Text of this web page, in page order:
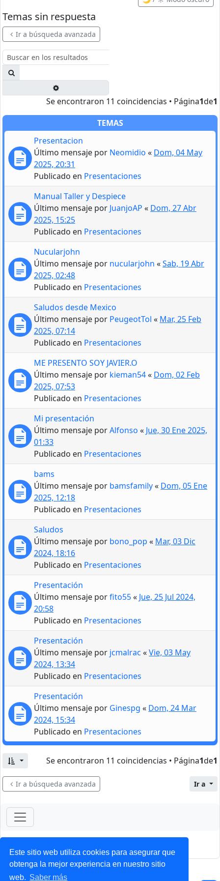
Este sitio web utiliza cookies para asegurar que
obtenga la mejor experiencia en nuestro sitio
web. Saber más
Temas sin respuesta
Ir a búsqueda avanzada
Se encontraron 11 coincidencias • Página1de1
TEMAS
Presentacion
Último mensaje por Neomidio « Dom, 04 May
2025, 20:31
Publicado en Presentaciones
Manual Taller y Despiece
Último mensaje por JuanjoAP « Dom, 27 Abr
2025, 15:25
Publicado en Presentaciones
Nucularjohn
Último mensaje por nucularjohn «Sab, 19 Abr
2025, 02:48
Publicado en Presentaciones
Saludos desde Mexico
Último mensaje por PeugeotTol « Mar, 25 Feb
2025, 07:14
Publicado en Presentaciones
ME PRESENTO SOY JAVIER.O
Último mensaje por kieman54« Dom, 02 Feb
2025, 07:53
Publicado en Presentaciones
Mi presentación
Último mensaje porAlfonso « Jue, 30 Ene 2025,
01:33
Publicado en Presentaciones
bams
Último mensaje por bamsfamily« Dom, 05 Ene
2025, 12:18
Publicado en Presentaciones
Saludos
Último mensaje por bono_pop « Mar, 03 Dic
2024, 18:16
Publicado en Presentaciones
Presentación
Último mensaje porfito55« Jue, 25 Jul 2024,
20:58
Publicado en Presentaciones
Presentación
Último mensaje por jcmalrac «Vie, 03 May
2024, 13:34
Publicado en Presentaciones
Presentación
Último mensaje por Ginespg « Dom, 24 Mar
2024, 15:34
Publicado en Presentaciones
Se encontraron 11 coincidencias • Página1de1
Ir a búsqueda avanzada Ir a
ForoClub 2025
Privacidad| Condiciones